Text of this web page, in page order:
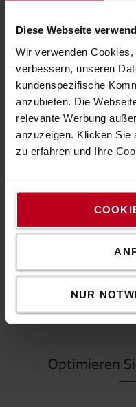
Diese Webseite
Wir verwenden
verbessern, unseren
kundenspezifische
anzubieten. Die
relevante Werbung
anzuzeigen. Klicken Sie
zu erfahren und Ihre
NUR
Was
So kaufen Sie
Optimieren